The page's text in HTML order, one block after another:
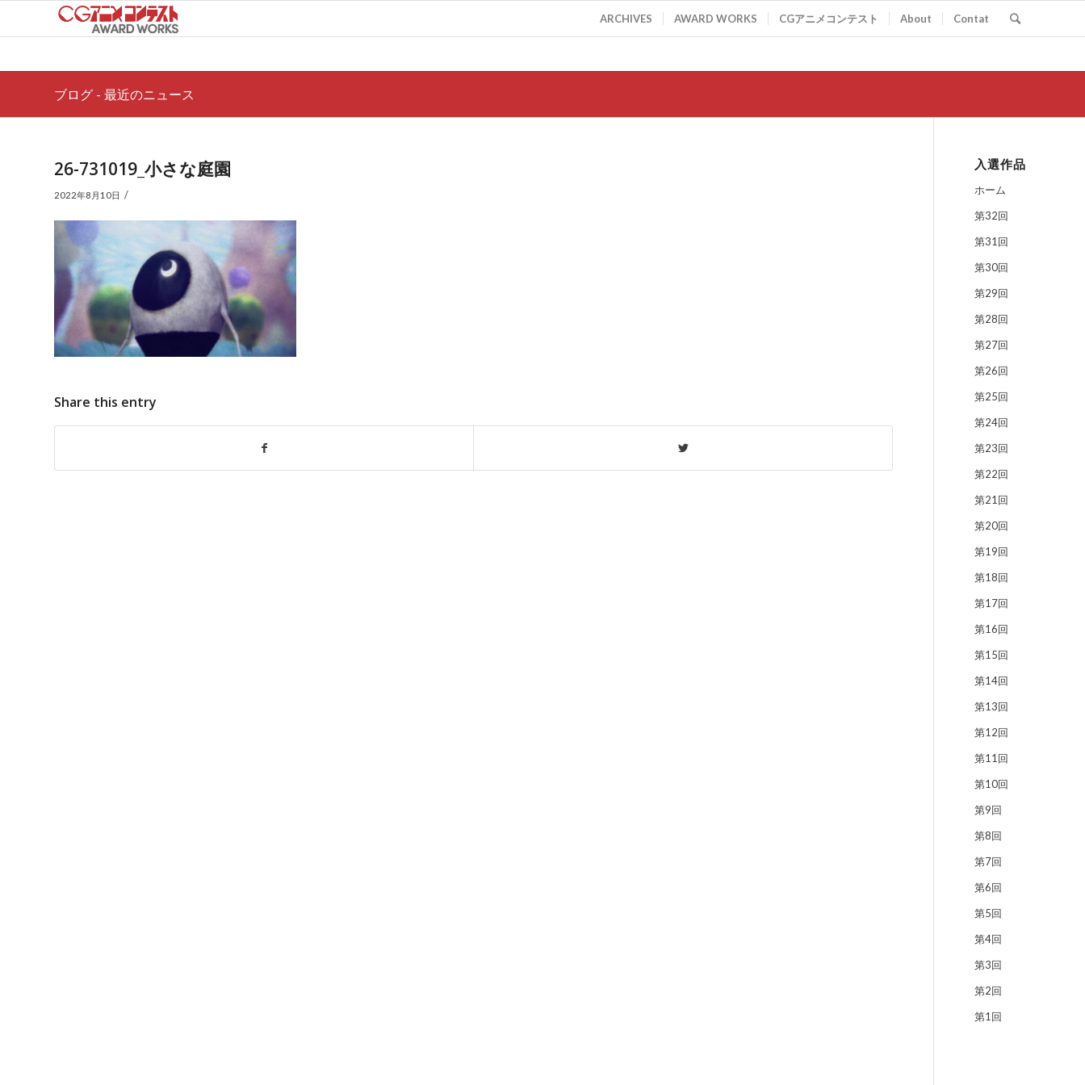
ARCHIVES AWARD WORKS CGアニメコンテスト About Contat
ブログ - 最近のニュース
26-731019_小さな庭園
2022年8月10日 /
Share this entry
入選作品
ホーム
第32回
第31回
第30回
第29回
第28回
第27回
第26回
第25回
第24回
第23回
第22回
第21回
第20回
第19回
第18回
第17回
第16回
第15回
第14回
第13回
第12回
第11回
第10回
第9回
第8回
第7回
第6回
第5回
第4回
第3回
第2回
第1回